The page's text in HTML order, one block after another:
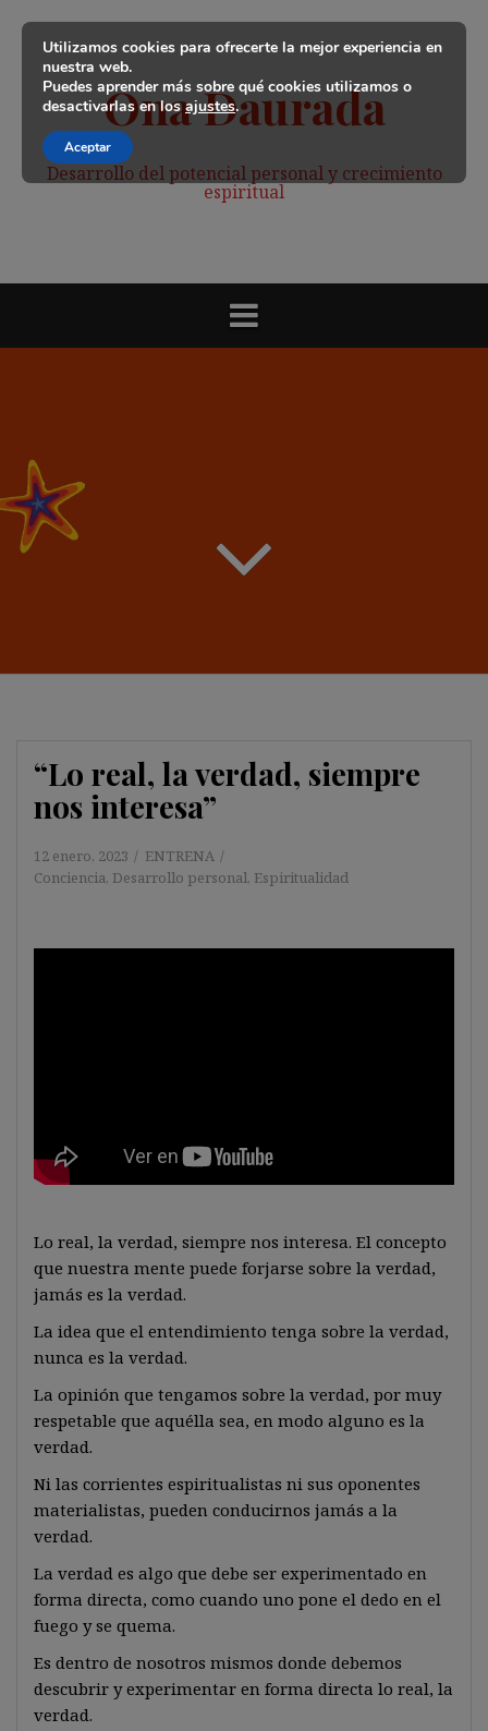
contenido
Ona Daurada
Desarrollo del potencial personal y crecimiento
espiritual
“Lo real, la verdad, siempre
nos interesa”
12 enero, 2023
ENTRENA
Conciencia, Desarrollo personal, Espiritualidad
Lo real, la verdad, siempre nos interesa. El concepto
que nuestra mente puede forjarse sobre la verdad,
jamás es la verdad.
La idea que el entendimiento tenga sobre la verdad,
nunca es la verdad.
La opinión que tengamos sobre la verdad, por muy
respetable que aquélla sea, en modo alguno es la
verdad.
Ni las corrientes espiritualistas ni sus oponentes
materialistas, pueden conducirnos jamás a la
verdad.
La verdad es algo que debe ser experimentado en
forma directa, como cuando uno pone el dedo en el
fuego y se quema.
Es dentro de nosotros mismos donde debemos
descubrir y experimentar en forma directa lo real, la
verdad.
Utilizamos cookies para ofrecerte la mejor experiencia en
nuestra web.
Puedes aprender más sobre qué cookies utilizamos o
desactivarlas en losajustes.
Aceptar